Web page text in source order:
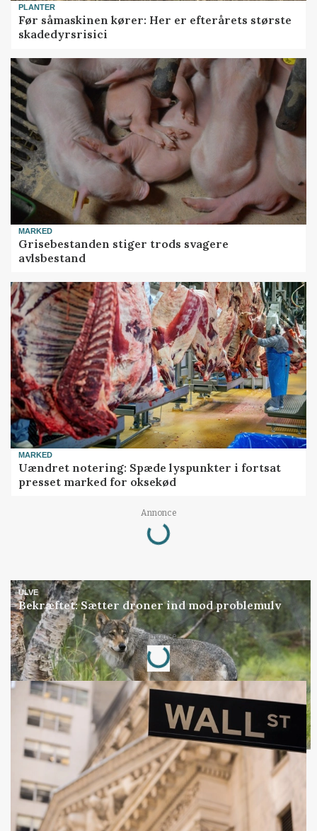
PLANTER
Før såmaskinen kører: Her er efterårets største
skadedyrsrisici
MARKED
Grisebestanden stiger trods svagere
avlsbestand
MARKED
Uændret notering: Spæde lyspunkter i fortsat
presset marked for oksekød
Annonce
Loading...
ULVE
Bekræftet: Sætter droner ind mod problemulv
Annonce
Loading...